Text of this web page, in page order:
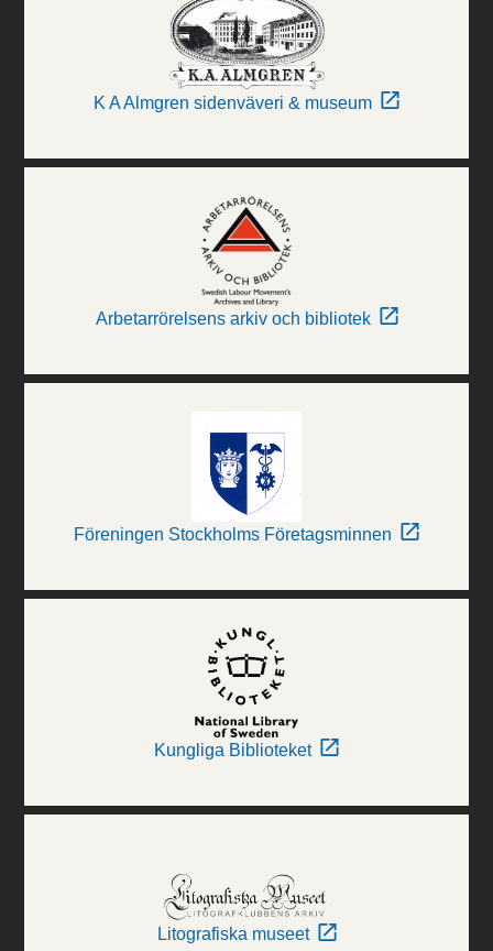
K A Almgren sidenväveri & museum
Arbetarrörelsens arkiv och bibliotek
Föreningen Stockholms Företagsminnen
Kungliga Biblioteket
Litografiska museet